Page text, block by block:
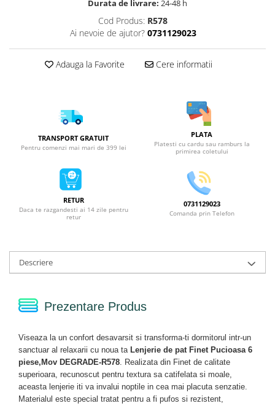
Durata de livrare: 24-48 h
Cod Produs: R578
Ai nevoie de ajutor? 0731129023
Adauga la Favorite Cere informatii
TRANSPORT GRATUIT
Pentru comenzi mai mari de 399 lei
PLATA
Platesti cu cardu sau ramburs la
primirea coletului
RETUR
Daca te razgandesti ai 14 zile pentru
retur
0731129023
Comanda prin Telefon
Descriere
Prezentare Produs
Viseaza la un confort desavarsit si transforma-ti dormitorul intr-un
sanctuar al relaxarii cu noua ta Lenjerie de pat Finet Pucioasa 6
piese,Mov DEGRADE-R578. Realizata din Finet de calitate
superioara, recunoscut pentru textura sa catifelata si moale,
aceasta lenjerie iti va invalui noptile in cea mai placuta senzatie.
Materialul este special tratat pentru a fi pufos si rezistent,